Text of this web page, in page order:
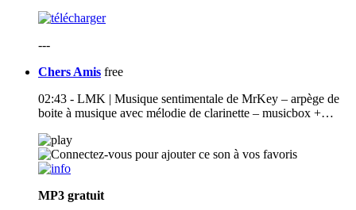
---
Chers Amis free
02:43 - LMK | Musique sentimentale de MrKey – arpège de
boite à musique avec mélodie de clarinette – musicbox +…
MP3 gratuit